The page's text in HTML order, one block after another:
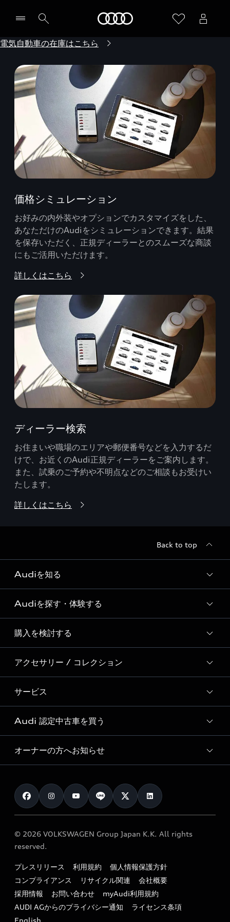
電気自動車の在庫はこちら
価格シミュレーション
お好みの内外装やオプションでカスタマイズをした、
あなただけのAudiをシミュレーションできます。結果
を保存いただく、正規ディーラーとのスムーズな商談
にもご活用いただけます。
詳しくはこちら
ディーラー検索
お住まいや職場のエリアや郵便番号などを入力するだ
けで、お近くのAudi正規ディーラーをご案内します。
また、試乗のご予約や不明点などのご相談もお受けい
たします。
詳しくはこちら
Back to top
Audiを知る
Audi ブランド
Story of Progress
Audi Sport
Formula 1®
デジタルサービス
Audiを探す・体験する
ディーラー検索
新車在庫検索
試乗車・展示車検索
見積り依頼
試乗予約
購入を検討する
モデル一覧
特別仕様モデル / 限定モデル
e-tronラインアップ
価格シミュレーション
車両比較
カタログ一覧
アクセサリー / コレクション
純正アクセサリー
オンラインショップ
Audi collection
アウディナビアプリ
サービス
サービス入庫予約
サービスプログラム
メンテナンス
車検 / 定期点検
e-tronアフターサポート
myAudi
Audi 認定中古車を買う
Audi認定中古車
クオリティ
保証
メンテナンス
ファイナンス
キャンペーン / イベント
買取査定
オーナーの方へお知らせ
お知らせ
オーナー様向けキャンペーン
特定整備適用車一覧
リサイクル法
よくある質問（FAQ）
© 2026 VOLKSWAGEN Group Japan K.K. All rights
reserved.
プレスリリース 利用規約
個人情報保護方針
コンプライアンス
リサイクル関連
会社概要
採用情報
お問い合わせ
myAudi利用規約
AUDI AGからのプライバシー通知
ライセンス条項
English